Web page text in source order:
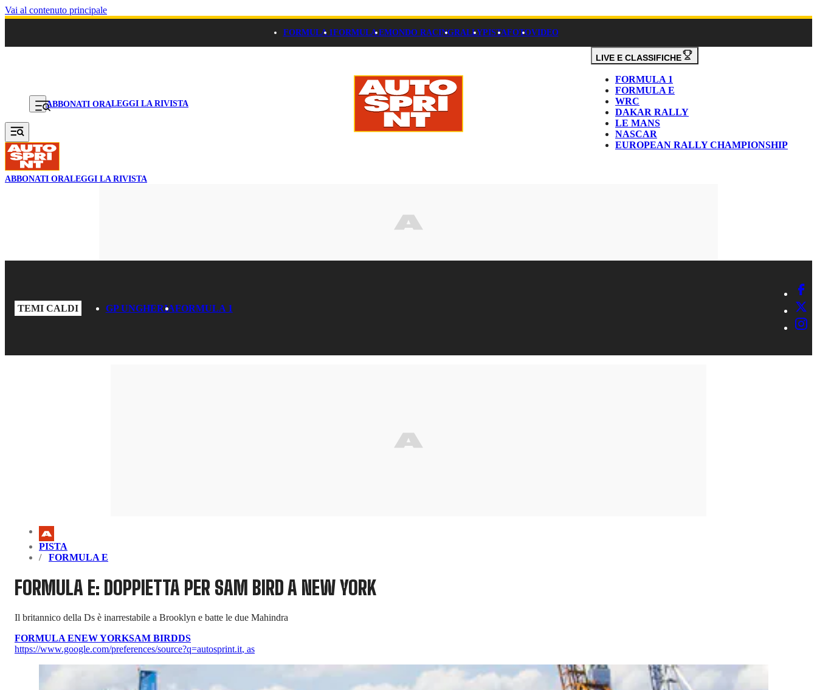
Vai al contenuto principale
FORMULA 1FORMULA EMONDO RACINGRALLYPISTAFOTOVIDEO
ABBONATI ORALEGGI LA RIVISTA
LIVE E CLASSIFICHE
FORMULA 1
FORMULA E
WRC
DAKAR RALLY
LE MANS
NASCAR
EUROPEAN RALLY CHAMPIONSHIP
ABBONATI ORALEGGI LA RIVISTA
TEMI CALDI GP UNGHERIAFORMULA 1
PISTA
FORMULA E
FORMULA E: DOPPIETTA PER SAM BIRD A NEW YORK
Il britannico della Ds è inarrestabile a Brooklyn e batte le due Mahindra
FORMULA ENEW YORKSAM BIRDDS
https://www.google.com/preferences/source?q=autosprint.it, as